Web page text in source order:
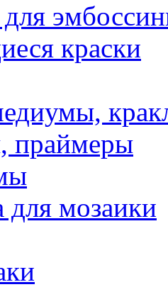
краски
праймеры
для мозаики